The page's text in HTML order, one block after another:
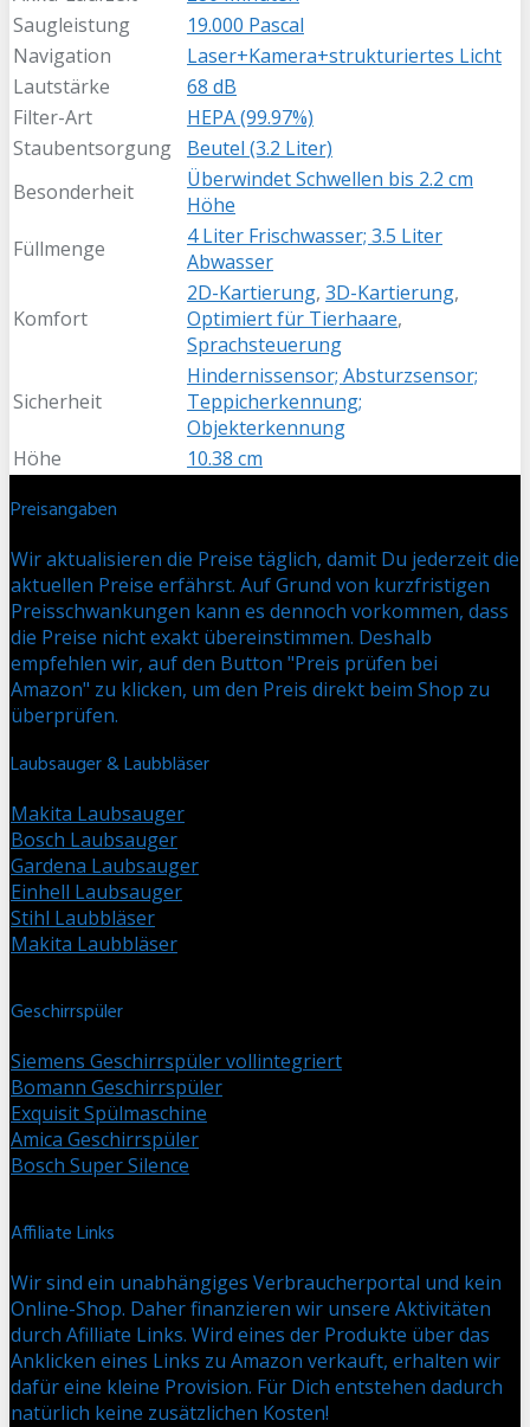
Saugleistung
19.000 Pascal
Navigation
Laser+Kamera+strukturiertes Licht
Lautstärke
68 dB
Filter-Art
HEPA (99.97%)
Staubentsorgung
Beutel (3.2 Liter)
Besonderheit
Überwindet Schwellen bis 2.2 cm
Höhe
Füllmenge
4 Liter Frischwasser; 3.5 Liter
Abwasser
Komfort
2D-Kartierung, 3D-Kartierung,
Optimiert für Tierhaare,
Sprachsteuerung
Sicherheit
Hindernissensor; Absturzsensor;
Teppicherkennung;
Objekterkennung
Höhe
10.38 cm
Preisangaben
Wir aktualisieren die Preise täglich, damit Du jederzeit die
aktuellen Preise erfährst. Auf Grund von kurzfristigen
Preisschwankungen kann es dennoch vorkommen, dass
die Preise nicht exakt übereinstimmen. Deshalb
empfehlen wir, auf den Button "Preis prüfen bei
Amazon" zu klicken, um den Preis direkt beim Shop zu
überprüfen.
Laubsauger & Laubbläser
Makita Laubsauger
Bosch Laubsauger
Gardena Laubsauger
Einhell Laubsauger
Stihl Laubbläser
Makita Laubbläser
Geschirrspüler
Siemens Geschirrspüler vollintegriert
Bomann Geschirrspüler
Exquisit Spülmaschine
Amica Geschirrspüler
Bosch Super Silence
Affiliate Links
Wir sind ein unabhängiges Verbraucherportal und kein
Online-Shop. Daher finanzieren wir unsere Aktivitäten
durch Afilliate Links. Wird eines der Produkte über das
Anklicken eines Links zu Amazon verkauft, erhalten wir
dafür eine kleine Provision. Für Dich entstehen dadurch
natürlich keine zusätzlichen Kosten!